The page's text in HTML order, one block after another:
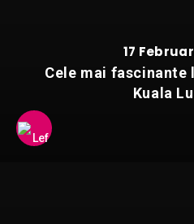
17
Cele mai
Kuala